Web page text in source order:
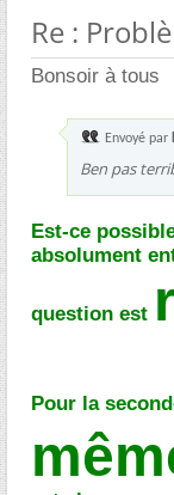
Re :
Bonsoir à tous
Envoyé par
Ben pas
Est-ce
absolument
question est
Pour la